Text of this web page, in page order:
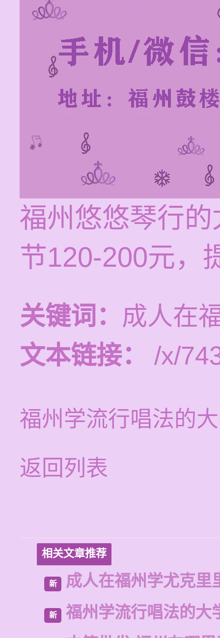
福州悠悠琴行
节120-200元，
关键词： 成人在
文本链接：
/x/
福州学流行唱法的
返回列表
相关文章推荐
新 成人在福州学尤克里
新
福州学流行唱法的大